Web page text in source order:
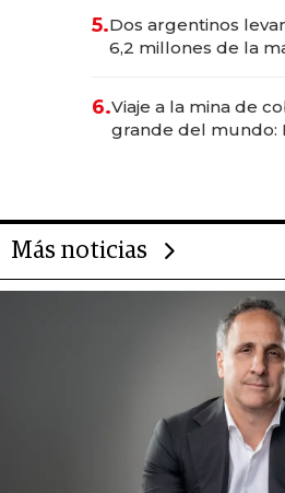
para convertirse en
transformadoras
5.Dos argentinos
6,2 millones de la
6.Viaje a la mina de
grande del mundo:
Más noticias